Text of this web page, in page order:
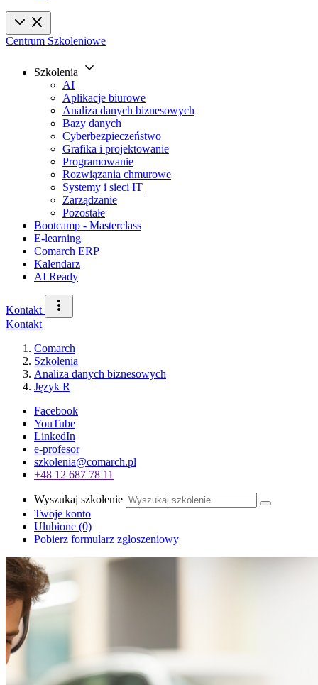
Centrum Szkoleniowe
Szkolenia
AI
Aplikacje biurowe
Analiza danych biznesowych
Bazy danych
Cyberbezpieczeństwo
Grafika i projektowanie
Programowanie
Rozwiązania chmurowe
Systemy i sieci IT
Zarządzanie
Pozostałe
Bootcamp - Masterclass
E-learning
Comarch ERP
Kalendarz
AI Ready
Kontakt
Kontakt
Comarch
Szkolenia
Analiza danych biznesowych
Język R
Facebook
YouTube
LinkedIn
e-profesor
szkolenia@comarch.pl
+48 12 687 78 11
Wyszukaj szkolenie
Twoje konto
Ulubione (0)
Pobierz formularz zgłoszeniowy